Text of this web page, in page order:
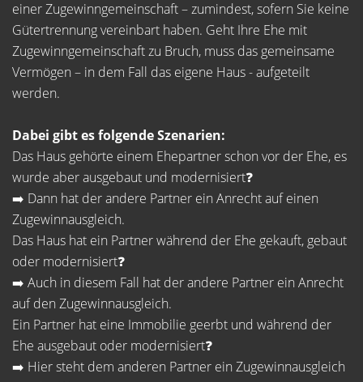
einer Zugewinngemeinschaft – zumindest, sofern Sie keine
Gütertrennung vereinbart haben. Geht Ihre Ehe mit
Zugewinngemeinschaft zu Bruch, muss das gemeinsame
Vermögen – in dem Fall das eigene Haus - aufgeteilt
werden.
Dabei gibt es folgende Szenarien:
Das Haus gehörte einem Ehepartner schon vor der Ehe, es
wurde aber ausgebaut und modernisiert❓
➡️ Dann hat der andere Partner ein Anrecht auf einen
Zugewinnausgleich.
Das Haus hat ein Partner während der Ehe gekauft, gebaut
oder modernisiert❓
➡️ Auch in diesem Fall hat der andere Partner ein Anrecht
auf den Zugewinnausgleich.
Ein Partner hat eine Immobilie geerbt und während der
Ehe ausgebaut oder modernisiert❓
➡️ Hier steht dem anderen Partner ein Zugewinnausgleich